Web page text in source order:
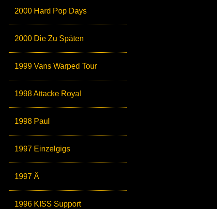
2000 Hard Pop Days
2000 Die Zu Späten
1999 Vans Warped Tour
1998 Attacke Royal
1998 Paul
1997 Einzelgigs
1997 Ä
1996 KISS Support